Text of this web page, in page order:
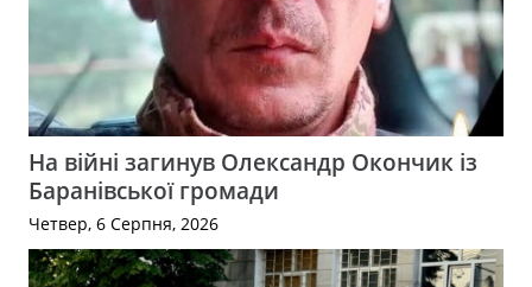
На війні загинув Олександр Окончик із
Баранівської громади
Четвер, 6 Серпня, 2026